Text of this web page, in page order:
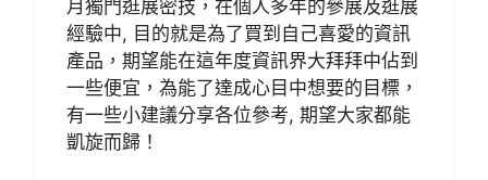
月獨門逛展密技，在個人多年的參展及逛展
經驗中, 目的就是為了買到自己喜愛的資訊
產品，期望能在這年度資訊界大拜拜中佔到
一些便宜，為能了達成心目中想要的目標，
有一些小建議分享各位參考, 期望大家都能
凱旋而歸！